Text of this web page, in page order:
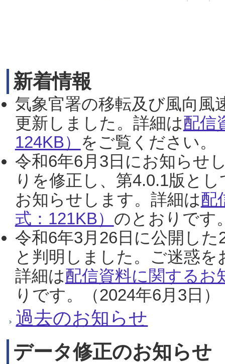
新着情報
気象官署の移転及び風向風
更新しました。詳細は配信
124KB） をご覧ください。
令和6年6月3日にお知らせ
りを修正し、第4.0.1版と
お知らせします。詳細は配
式：121KB） のとおりです
令和6年3月26日に公開し
と判明しました。ご迷惑
詳細は配信資料に関するお
りです。（2024年6月3日）
過去のお知らせ
データ修正のお知らせ